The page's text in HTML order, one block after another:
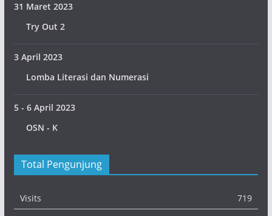
31 Maret 2023
Try Out 2
3 April 2023
Lomba Literasi dan Numerasi
5 - 6 April 2023
OSN - K
Total Pengunjung
Visits
719